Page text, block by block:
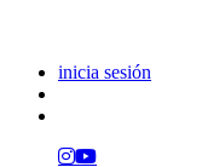
inicia sesión